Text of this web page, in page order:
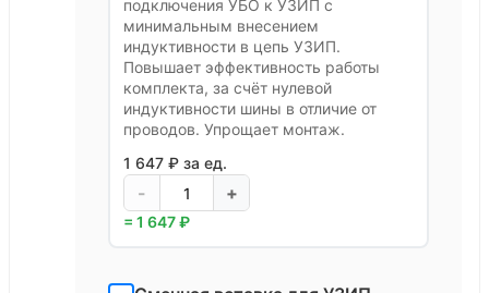
подключения УБО к УЗИП с
минимальным внесением
индуктивности в цепь УЗИП.
Повышает эффективность работы
комплекта, за счёт нулевой
индуктивности шины в отличие от
проводов. Упрощает монтаж.
1 647 ₽ за ед.
- +
= 1 647 ₽